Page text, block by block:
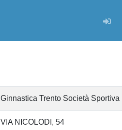
Ginnastica Trento Società
VIA NICOLODI, 54